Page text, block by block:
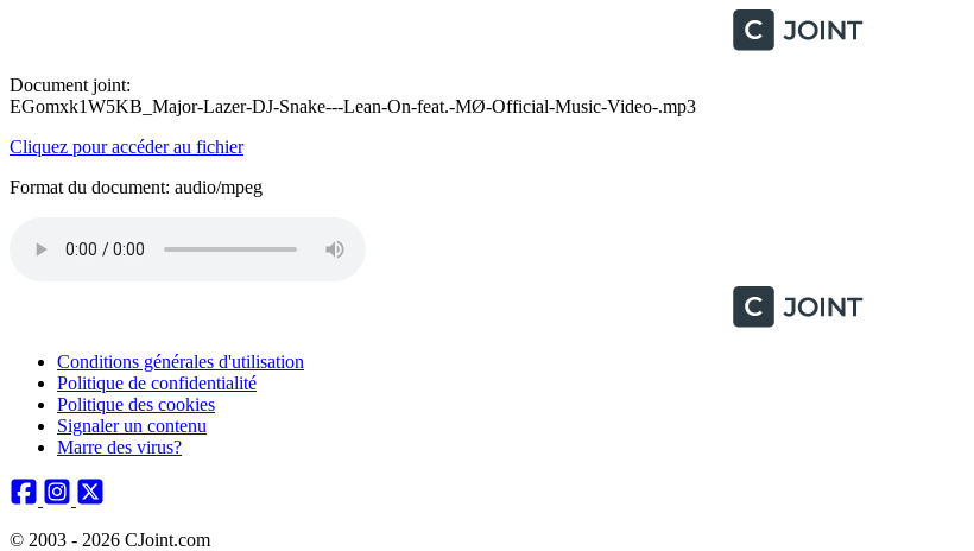
Document joint:
EGomxk1W5KB_Major-Lazer-DJ-Snake---Lean-On-feat.-MØ-Official-Music-Video-.mp3
Cliquez pour accéder au fichier
Format du document: audio/mpeg
Conditions générales d'utilisation
Politique de confidentialité
Politique des cookies
Signaler un contenu
Marre des virus?
© 2003 - 2026 CJoint.com